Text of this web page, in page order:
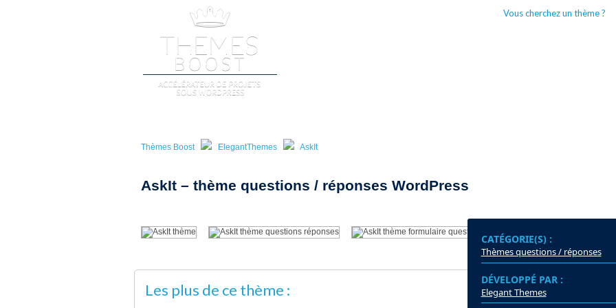
Vous cherchez un thème ?
Thèmes Boost ElegantThemes AskIt
AskIt – thème questions / réponses WordPress
CATÉGORIE(S) :
Thèmes questions / réponses
DÉVELOPPÉ PAR :
Elegant Themes
Les plus de ce thème :